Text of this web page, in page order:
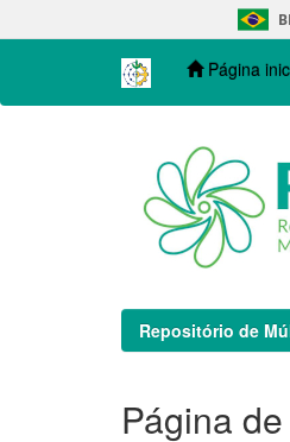
navigation
Página
Repositório de
Página